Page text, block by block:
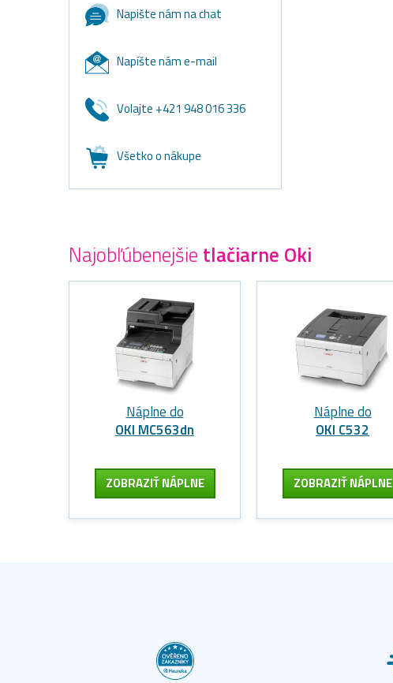
Napište nám na chat
Napíšte nám e-mail
Volajte +421 948 016 336
Všetko o nákupe
Najobľúbenejšie tlačiarne Oki
Náplne do
OKI MC563dn
ZOBRAZIŤ NÁPLNE
Náplne do
OKI C532
ZOBRAZIŤ NÁPLNE